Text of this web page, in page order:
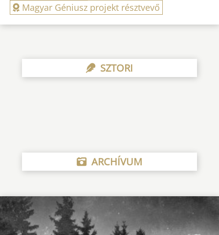
Magyar Géniusz projekt résztvevő
SZTORI
ARCHÍVUM